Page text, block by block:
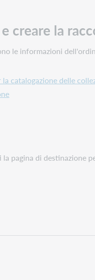
creare la
le informazioni
catalogazione delle
pagina di destinazione